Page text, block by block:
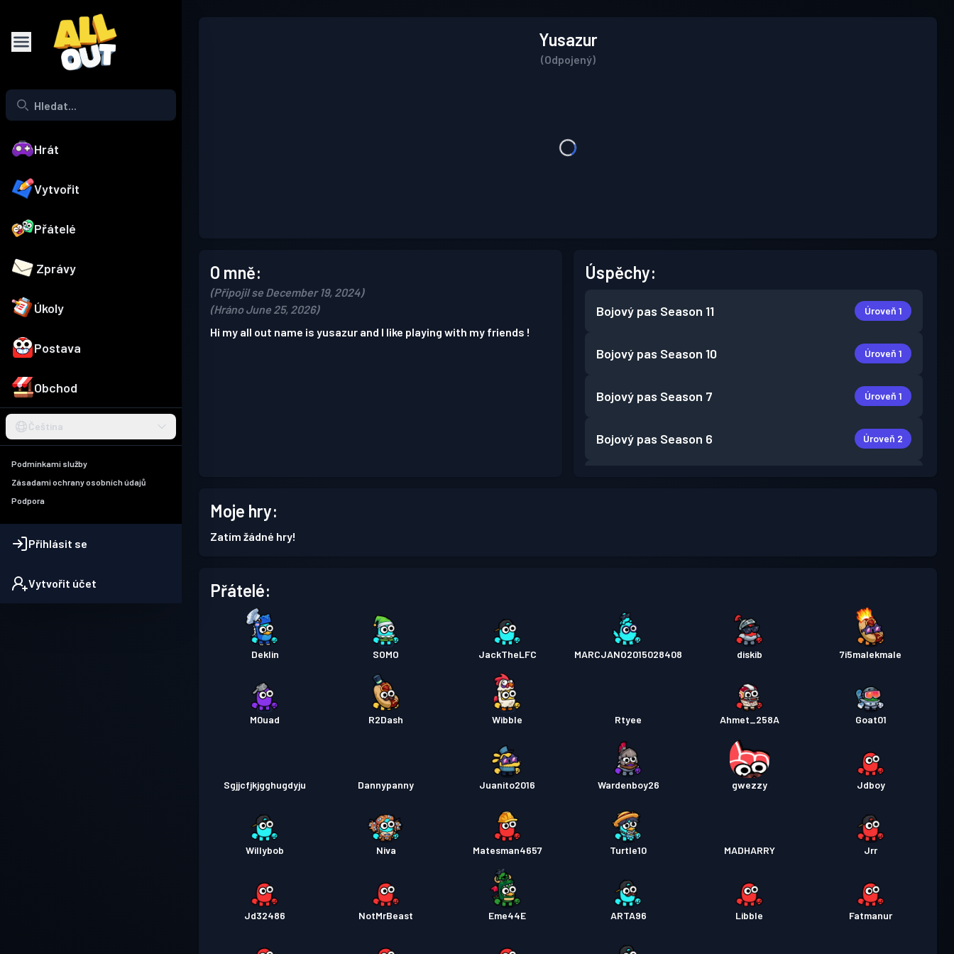
Hrát
Vytvořit
Přátelé
Zprávy
Úkoly
Postava
Obchod
Čeština
Podmínkami služby
Zásadami ochrany osobních údajů
Podpora
Přihlásit se
Vytvořit účet
Yusazur
(Odpojený)
O mně:
(Připojil se December 19, 2024)
(Hráno June 25, 2026)
Hi my all out name is yusazur and I like playing with my friends !
Úspěchy:
Bojový pas Season 11 Úroveň 1
Bojový pas Season 10 Úroveň 1
Bojový pas Season 7 Úroveň 1
Bojový pas Season 6 Úroveň 2
Bojový pas Úroveň 2
Bojový pasSeason 1 Úroveň 6
Moje hry:
Zatím žádné hry!
Přátelé:
Deklin SOMO JackTheLFC MARCJANO2015028408 diskib 7i5malekmale
M0uad R2Dash Wibble Rtyee Ahmet_258A Goat01
Sgjjcfjkjgghugdyju Dannypanny Juanito2016 Wardenboy26 gwezzy Jdboy
Willybob Niva Matesman4657 Turtle10 MADHARRY Jrr
Jd32486 NotMrBeast Eme44E ARTA96 Libble Fatmanur